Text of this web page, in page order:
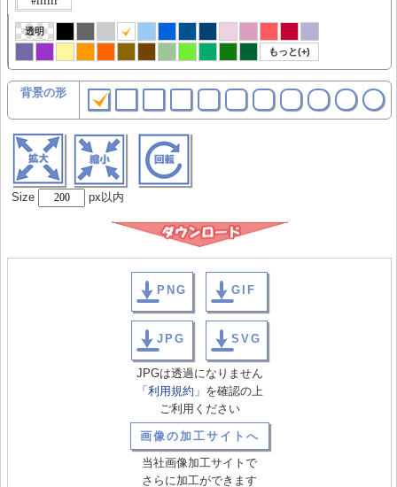
透明
もっと(+)
背景の形
Size px以内
PNG GIF
JPG SVG
JPGは透過になりません
「 利用規約 」を確認の上
ご利用ください
画像の加工サイトへ
当社画像加工サイトで
さらに加工ができます